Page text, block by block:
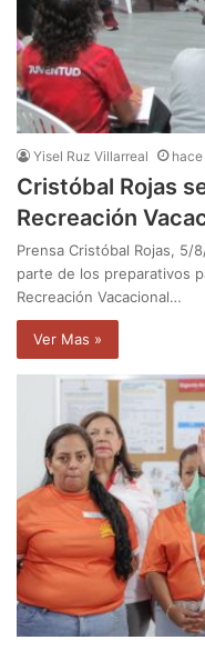
Yisel Ruz Villarreal
Cristóbal Rojas
Recreación
Prensa Cristóbal Rojas, 5/
parte de los preparativos
Recreación Vacacional…
Ver Mas »